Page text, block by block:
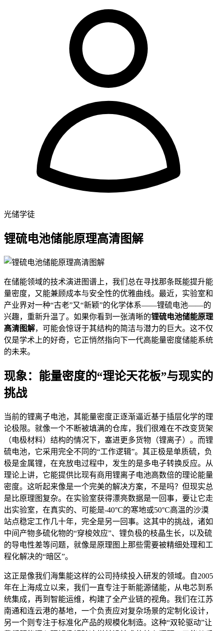
光储学徒
锂硫电池储能原理高清图解
在储能领域的技术演进图谱上，我们总在寻找那条既能提升能
量密度，又能兼顾成本与安全性的优雅曲线。最近，实验室和
产业界对一种“古老”又“新颖”的化学体系——锂硫电池——的
兴趣，重新升温了。如果你看到一张清晰的锂硫电池储能原理
高清图解，可能会惊讶于其结构的简洁与潜力的巨大。这不仅
仅是学术上的好奇，它正悄然指向下一代高能量密度储能系统
的未来。
现象：能量密度的“理论天花板”与现实的
挑战
当前的锂离子电池，其能量密度正逐渐逼近基于插层化学的理
论极限。就像一个不断被填满的仓库，我们很难在不改变货架
（电极材料）结构的情况下，塞进更多货物（锂离子）。而锂
硫电池，它采用完全不同的“工作逻辑”。其正极是单质硫，负
极是金属锂，在充放电过程中，发生的是多电子转换反应。从
理论上讲，它能提供比现有商用锂离子电池高数倍的理论能量
密度。这听起来像是一个完美的解决方案，不是吗？但现实总
是比原理图复杂。在实验室获得漂亮数据是一回事，要让它走
出实验室，在真实的、可能是-40°C的寒地或50°C高温的沙漠
站点稳定工作几十年，完全是另一回事。这其中的挑战，诸如
中间产物多硫化物的“穿梭效应”、锂负极的枝晶生长，以及硫
的导电性差等问题，就像是原理图上那些需要被精细处理和工
程化解决的“暗区”。
这正是像我们海集能这样的公司持续投入研发的领域。自2005
年在上海成立以来，我们一直专注于新能源储能，从电芯到系
统集成，再到智能运维，构建了全产业链的视角。我们在江苏
南通和连云港的基地，一个负责应对复杂场景的定制化设计，
另一个则专注于标准化产品的规模化制造。这种“双轮驱动”让